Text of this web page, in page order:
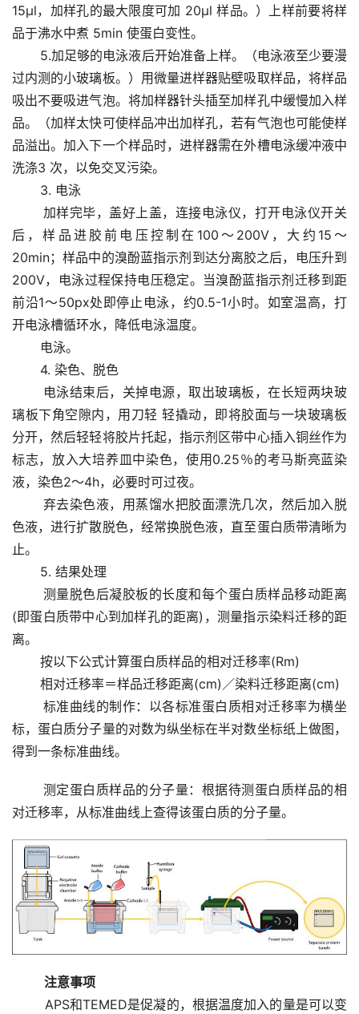
15μl，加样孔的最大限度可加 20μl 样品。）上样前要将样
品于沸水中煮 5min 使蛋白变性。
5.加足够的电泳液后开始准备上样。（电泳液至少要漫
过内测的小玻璃板。）用微量进样器贴壁吸取样品，将样品
吸出不要吸进气泡。将加样器针头插至加样孔中缓慢加入样
品。（加样太快可使样品冲出加样孔，若有气泡也可能使样
品溢出。加入下一个样品时，进样器需在外槽电泳缓冲液中
洗涤3 次，以免交叉污染。
3. 电泳
加样完毕，盖好上盖，连接电泳仪，打开电泳仪开关
后，样品进胶前电压控制在100～200V，大约15～
20min；样品中的溴酚蓝指示剂到达分离胶之后，电压升到
200V，电泳过程保持电压稳定。当溴酚蓝指示剂迁移到距
前沿1～50px处即停止电泳，约0.5-1小时。如室温高，打
开电泳槽循环水，降低电泳温度。
电泳。
4. 染色、脱色
电泳结束后，关掉电源，取出玻璃板，在长短两块玻
璃板下角空隙内，用刀轻 轻撬动，即将胶面与一块玻璃板
分开，然后轻轻将胶片托起，指示剂区带中心插入铜丝作为
标志，放入大培养皿中染色，使用0.25％的考马斯亮蓝染
液，染色2～4h，必要时可过夜。
弃去染色液，用蒸馏水把胶面漂洗几次，然后加入脱
色液，进行扩散脱色，经常换脱色液，直至蛋白质带清晰为
止。
5. 结果处理
测量脱色后凝胶板的长度和每个蛋白质样品移动距离
(即蛋白质带中心到加样孔的距离)，测量指示染料迁移的距
离。
按以下公式计算蛋白质样品的相对迁移率(Rm)
相对迁移率＝样品迁移距离(cm)／染料迁移距离(cm)
标准曲线的制作：以各标准蛋白质相对迁移率为横坐
标，蛋白质分子量的对数为纵坐标在半对数坐标纸上做图，
得到一条标准曲线。
测定蛋白质样品的分子量：根据待测蛋白质样品的相
对迁移率，从标准曲线上查得该蛋白质的分子量。
注意事项
APS和TEMED是促凝的，根据温度加入的量是可以变